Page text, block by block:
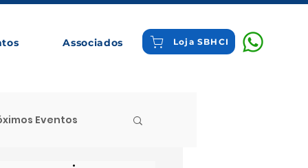
Associados Loja SBHCI
Eventos